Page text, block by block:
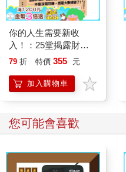
你的人生需要新收
入！：25堂揭露財富
和人生真相的商業洞察
專心快樂發展自己！
79 折 特價 355 元
加入購物車
您可能會喜歡